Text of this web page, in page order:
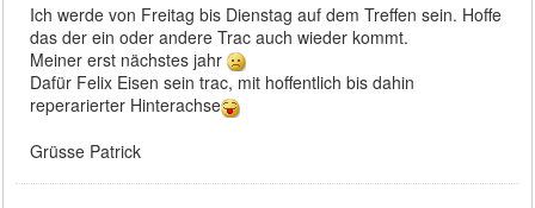
Ich werde von Freitag bis Dienstag auf dem Treffen sein. Hoffe
das der ein oder andere Trac auch wieder kommt.
Meiner erst nächstes jahr
Dafür Felix Eisen sein trac, mit hoffentlich bis dahin
reperarierter Hinterachse
Grüsse Patrick